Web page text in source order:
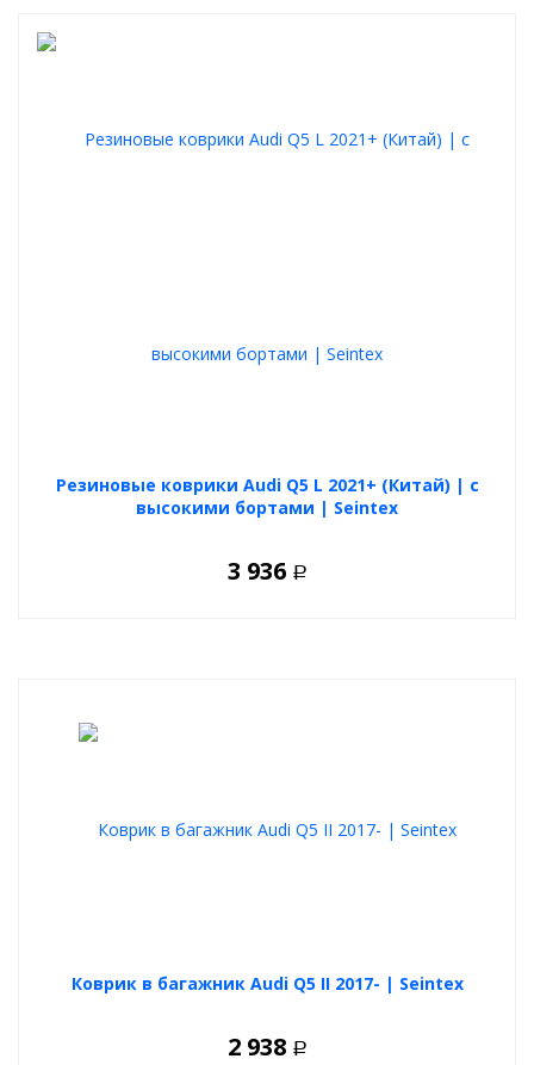
Резиновые коврики Audi Q5 L 2021+ (Китай) | с
высокими бортами | Seintex
3 936 Р
Коврик в багажник Audi Q5 II 2017- | Seintex
2 938 Р